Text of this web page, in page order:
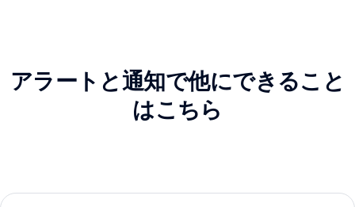
アラートと通知で他にできること
はこちら